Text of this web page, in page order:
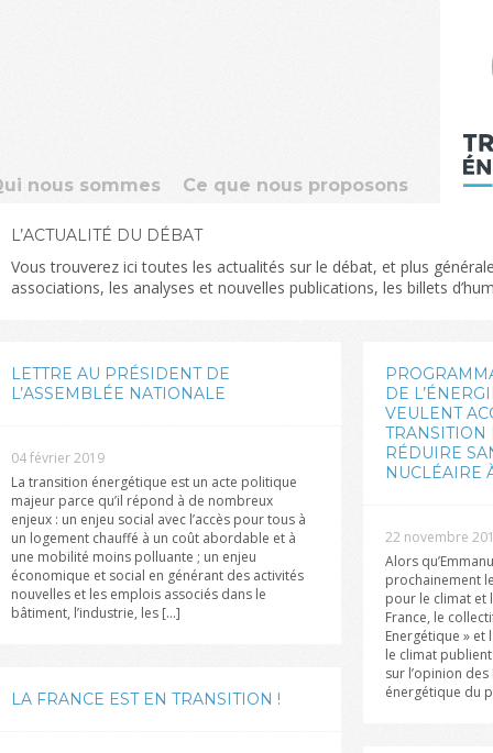
nous sommes Ce que nous proposons
L’ACTUALITÉ DU DÉBAT
Vous trouverez ici toutes les actualités sur le débat, et plus
associations, les analyses et nouvelles publications, les billets
LETTRE AU PRÉSIDENT DE
L’ASSEMBLÉE NATIONALE
04 février 2019
La transition énergétique est un acte politique
majeur parce qu’il répond à de nombreux
enjeux : un enjeu social avec l’accès pour tous à
un logement chauffé à un coût abordable et à
une mobilité moins polluante ; un enjeu
économique et social en générant des activités
nouvelles et les emplois associés dans le
bâtiment, l’industrie, les [...]
DE
VEULENT
TRANSITION
RÉDUIRE
NUCLÉAIRE
22 novembre
Alors
prochainement
pour le climat et
France, le
Energétique »
le climat
sur l’opinion
énergétique du
LA FRANCE EST EN TRANSITION !